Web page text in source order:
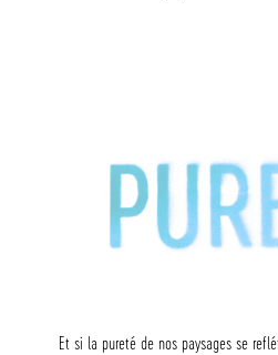
Et si la pureté de nos paysages se